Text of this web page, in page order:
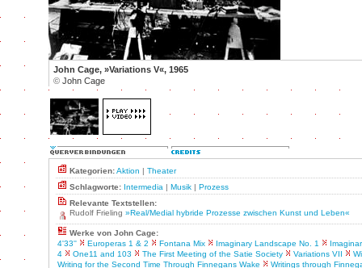
John Cage, »Variations V«, 1965
© John Cage
Kategorien:Aktion | Theater
Schlagworte: Intermedia | Musik | Prozess
Relevante Textstellen:
Rudolf Frieling »Real/Medial hybride Prozesse zwischen Kunst und Leben«
Werke von John Cage:
4'33''
Europeras 1 & 2 Fontana Mix Imaginary Landscape No. 1
4
One11 and 103 The First Meeting of the Satie Society Variations VII
Writing for the Second Time Through Finnegans Wake
Writings through